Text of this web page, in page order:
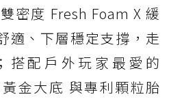
密度 Fresh Foam X 緩
適、下層穩定支撐，走
搭配戶外玩家最愛的
金大底 與專利顆粒胎